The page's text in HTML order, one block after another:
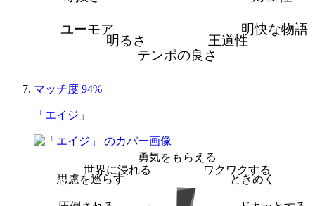
明快な物語
王道性
テンポの良さ
明るさ
ユーモア
マッチ度 94%
「エイジ」
勇気をもらえる
ワクワクする
ときめく
思慮を巡らす
世界に浸れる